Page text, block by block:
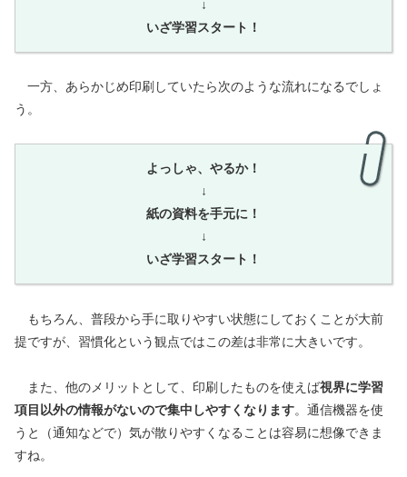
↓
いざ学習スタート！
一方、あらかじめ印刷していたら次のような流れになるでしょ
う。
よっしゃ、やるか！
↓
紙の資料を手元に！
↓
いざ学習スタート！
もちろん、普段から手に取りやすい状態にしておくことが大前
提ですが、習慣化という観点ではこの差は非常に大きいです。
また、他のメリットとして、印刷したものを使えば視界に学習
項目以外の情報がないので集中しやすくなります。通信機器を使
うと（通知などで）気が散りやすくなることは容易に想像できま
すね。